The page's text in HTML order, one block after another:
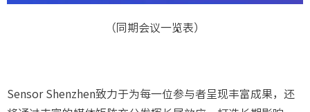
（同期会议一览表）
Sensor Shenzhen致力于为每一位参与者呈现丰富成果，还